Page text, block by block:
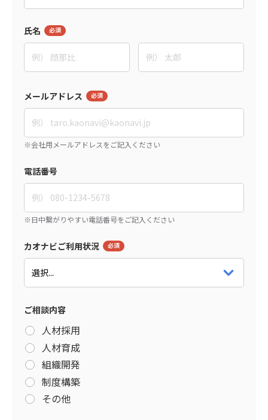
氏名
メールアドレス
電話番号
カオナビご利用状況
ご相談内容
人材採用
人材育成
組織開発
制度構築
その他